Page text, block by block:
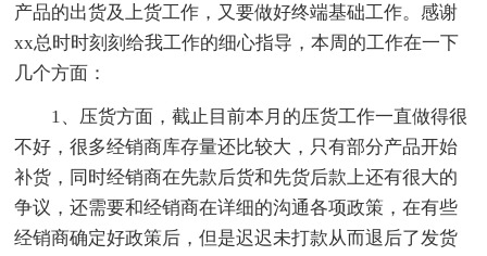
产品的出货及上货工作，又要做好终端基础工作。感谢
xx总时时刻刻给我工作的细心指导，本周的工作在一下
几个方面：
1、压货方面，截止目前本月的压货工作一直做得很
不好，很多经销商库存量还比较大，只有部分产品开始
补货，同时经销商在先款后货和先货后款上还有很大的
争议，还需要和经销商在详细的沟通各项政策，在有些
经销商确定好政策后，但是迟迟未打款从而退后了发货